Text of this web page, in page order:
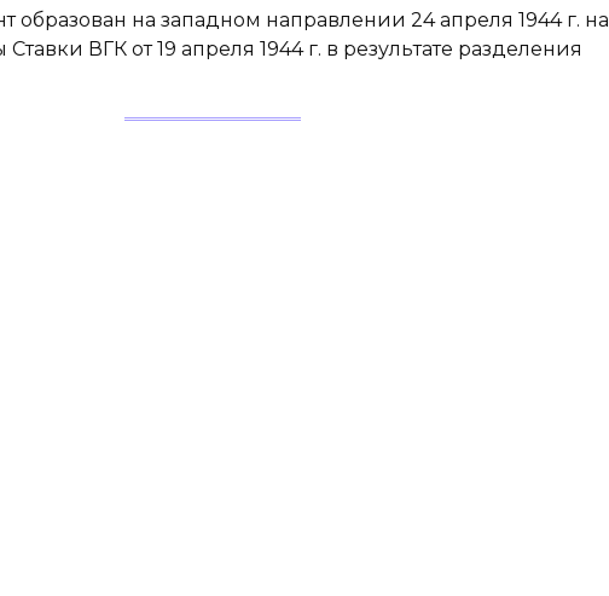
образован на западном направлении 24 ап­реля 1944 г. на
ВГК от 19 апреля 1944 г. в резуль­тате разделения